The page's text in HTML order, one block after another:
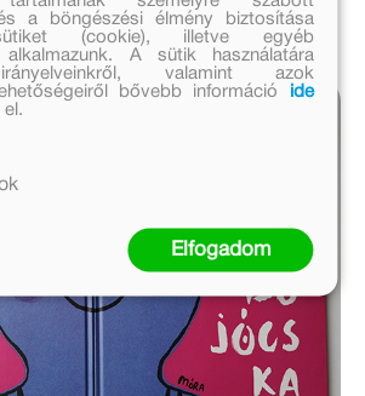
a böngészési élmény biztosítása
(cookie), illetve egyéb
alkalmazunk. A sütik használatára
valamint azok
bővebb információ
ide
Elfogadom